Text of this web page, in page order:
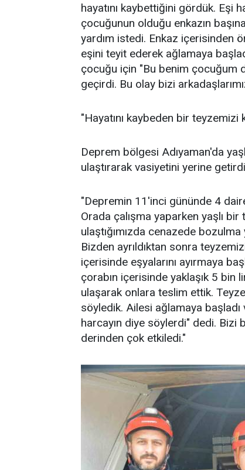
hayatını kaybettiğini gördük. Eşi
çocuğunun olduğu enkazın
yardım istedi. Enkaz içerisinden
eşini teyit ederek ağlamaya
çocuğu için "Bu benim çocuğum
geçirdi. Bu olay bizi
"Hayatını kaybeden bir teyzemizi
Deprem bölgesi Adıyaman'da
ulaştırarak vasiyetini yerine
"Depremin 11'inci gününde 4
Orada çalışma yaparken yaşlı
ulaştığımızda cenazede
Bizden ayrıldıktan sonra
içerisinde eşyalarını ayırmaya
çorabın içerisinde yaklaşık 5 bin
ulaşarak onlara teslim ettik.
söyledik. Ailesi ağlamaya başladı
harcayın diye söylerdi" dedi. Bizi
derinden çok etkiledi."